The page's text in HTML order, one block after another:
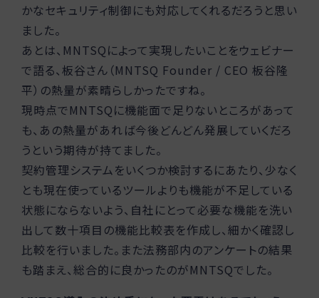
かなセキュリティ制御にも対応してくれるだろうと思い
ました。
あとは、MNTSQによって実現したいことをウェビナー
で語る、板谷さん（MNTSQ Founder / CEO 板谷隆
平）の熱量が素晴らしかったですね。
現時点でMNTSQに機能面で足りないところがあって
も、あの熱量があれば今後どんどん発展していくだろ
うという期待が持てました。
契約管理システムをいくつか検討するにあたり、少なく
とも現在使っているツールよりも機能が不足している
状態にならないよう、自社にとって必要な機能を洗い
出して数十項目の機能比較表を作成し、細かく確認し
比較を行いました。また法務部内のアンケートの結果
も踏まえ、総合的に良かったのがMNTSQでした。